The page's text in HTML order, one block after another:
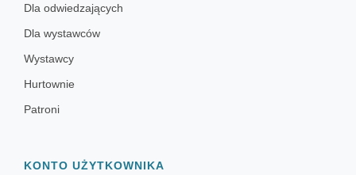
Dla odwiedzających
Dla wystawców
Wystawcy
Hurtownie
Patroni
KONTO UŻYTKOWNIKA